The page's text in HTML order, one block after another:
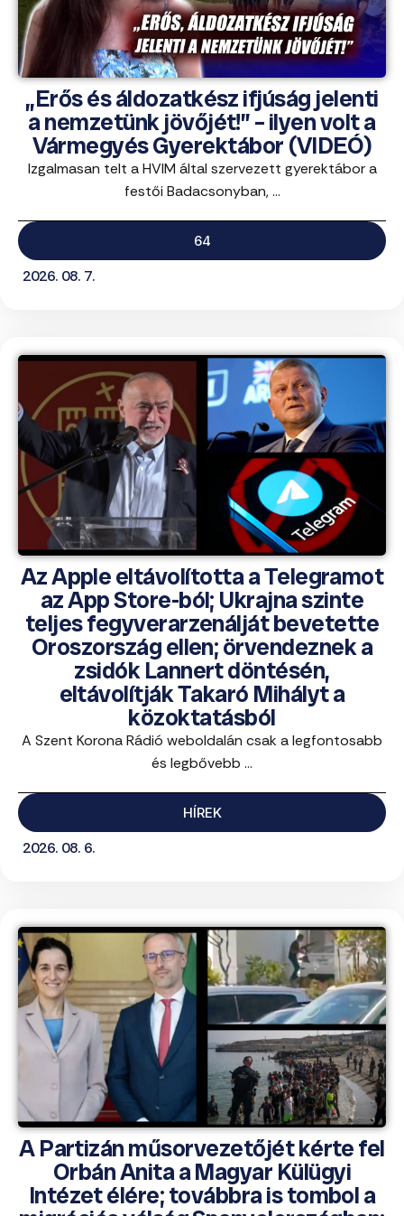
„Erős és áldozatkész ifjúság jelenti
a nemzetünk jövőjét!” – ilyen volt a
Vármegyés Gyerektábor (VIDEÓ)
Izgalmasan telt a HVIM által szervezett gyerektábor a
festői Badacsonyban, ...
64
2026. 08. 7.
Az Apple eltávolította a Telegramot
az App Store-ból; Ukrajna szinte
teljes fegyverarzenálját bevetette
Oroszország ellen; örvendeznek a
zsidók Lannert döntésén,
eltávolítják Takaró Mihályt a
közoktatásból
A Szent Korona Rádió weboldalán csak a legfontosabb
és legbővebb ...
HÍREK
2026. 08. 6.
A Partizán műsorvezetőjét kérte fel
Orbán Anita a Magyar Külügyi
Intézet élére; továbbra is tombol a